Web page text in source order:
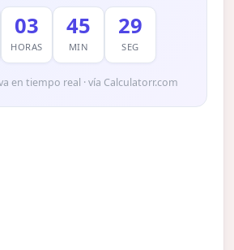
03
HORAS
45
MIN
28
SEG
en tiempo real · vía Calculatorr.com